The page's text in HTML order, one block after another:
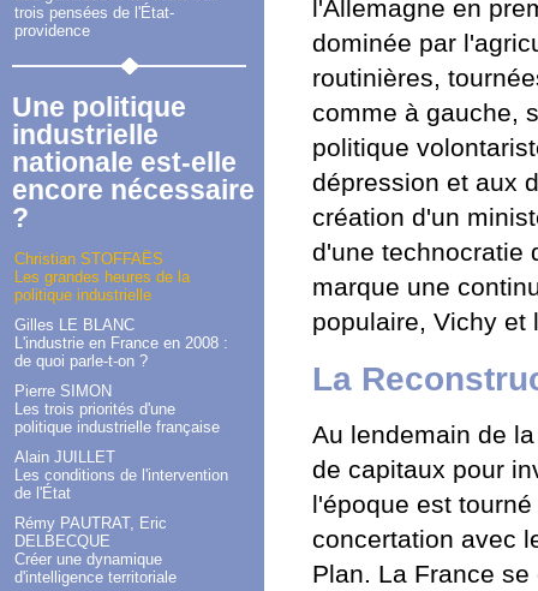
trois pensées de l'État-
providence
Une politique
industrielle
nationale est-elle
encore nécessaire
?
Christian STOFFAËS
Les grandes heures de la
politique industrielle
Gilles LE BLANC
L'industrie en France en 2008 :
de quoi parle-t-on ?
Pierre SIMON
Les trois priorités d'une
politique industrielle française
Alain JUILLET
Les conditions de l'intervention
de l'État
Rémy PAUTRAT, Eric
DELBECQUE
Créer une dynamique
d'intelligence territoriale
l'Allemagne en
dominée par
routinières,
comme à gauche,
politique
dépression et aux
création d'un
d'une technocratie
marque une
populaire, Vichy et
La
Au lendemain de
de capitaux pour
l'époque est
concertation avec
Plan. La France